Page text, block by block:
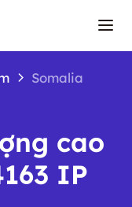
Somalia
cao
IP